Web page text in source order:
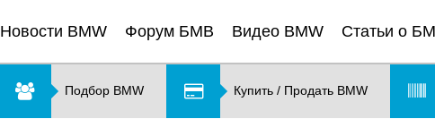
Новости BMW Форум БМВ Видео BMW Статьи о
Подбор BMW Купить / Продать BMW